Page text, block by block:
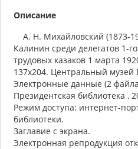
Описание
А. Н. Михайловский (1873-
Калинин среди делегатов 1-
трудовых казаков 1 марта
137х204. Центральный
Электронные данные (2
Президентская библиотека ,
Режим доступа: интернет-
библиотеки.
Заглавие с экрана.
Электронная репродукция